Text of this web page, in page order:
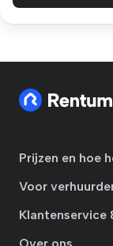
Prijzen en hoe
Voor
Klantenservice